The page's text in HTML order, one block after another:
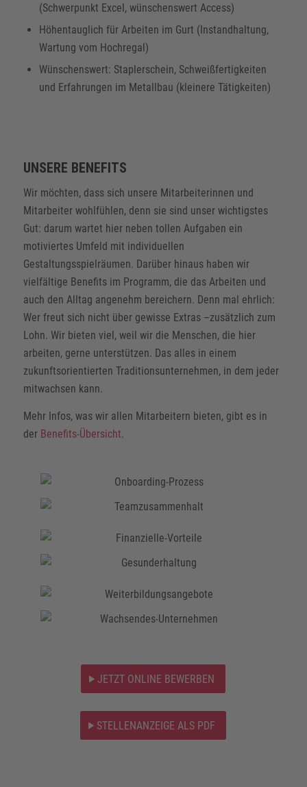
(Schwerpunkt Excel, wünschenswert Access)
Höhentauglich für Arbeiten im Gurt (Instandhaltung,
Wartung vom Hochregal)
Wünschenswert: Staplerschein, Schweißfertigkeiten
und Erfahrungen im Metallbau (kleinere Tätigkeiten)
UNSERE BENEFITS
Wir möchten, dass sich unsere Mitarbeiterinnen und
Mitarbeiter wohlfühlen, denn sie sind unser wichtigstes
Gut: darum wartet hier neben tollen Aufgaben ein
motiviertes Umfeld mit individuellen
Gestaltungsspielräumen. Darüber hinaus haben wir
vielfältige Benefits im Programm, die das Arbeiten und
auch den Alltag angenehm bereichern. Denn mal ehrlich:
Wer freut sich nicht über gewisse Extras –zusätzlich zum
Lohn. Wir bieten viel, weil wir die Menschen, die hier
arbeiten, gerne unterstützen. Das alles in einem
zukunftsorientierten Traditionsunternehmen, in dem jeder
mitwachsen kann.
Mehr Infos, was wir allen Mitarbeitern bieten, gibt es in
der Benefits-Übersicht.
JETZT ONLINE BEWERBEN
STELLENANZEIGE ALS PDF